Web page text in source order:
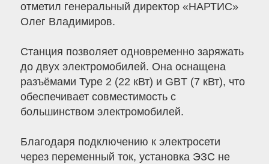
отметил генеральный директор «НАРТИС»
Олег Владимиров.
Станция позволяет одновременно заряжать
до двух электромобилей. Она оснащена
разъёмами Type 2 (22 кВт) и GBT (7 кВт), что
обеспечивает совместимость с
большинством электромобилей.
Благодаря подключению к электросети
через переменный ток, установка ЭЗС не